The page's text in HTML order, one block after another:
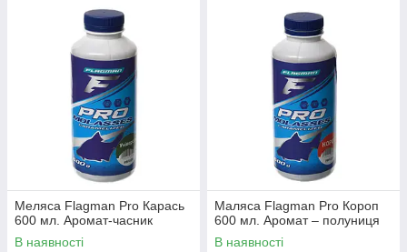
Меляса Flagman Pro Карась
600 мл. Аромат-часник
В наявності
Маляса Flagman Pro Короп
600 мл. Аромат – полуниця
В наявності